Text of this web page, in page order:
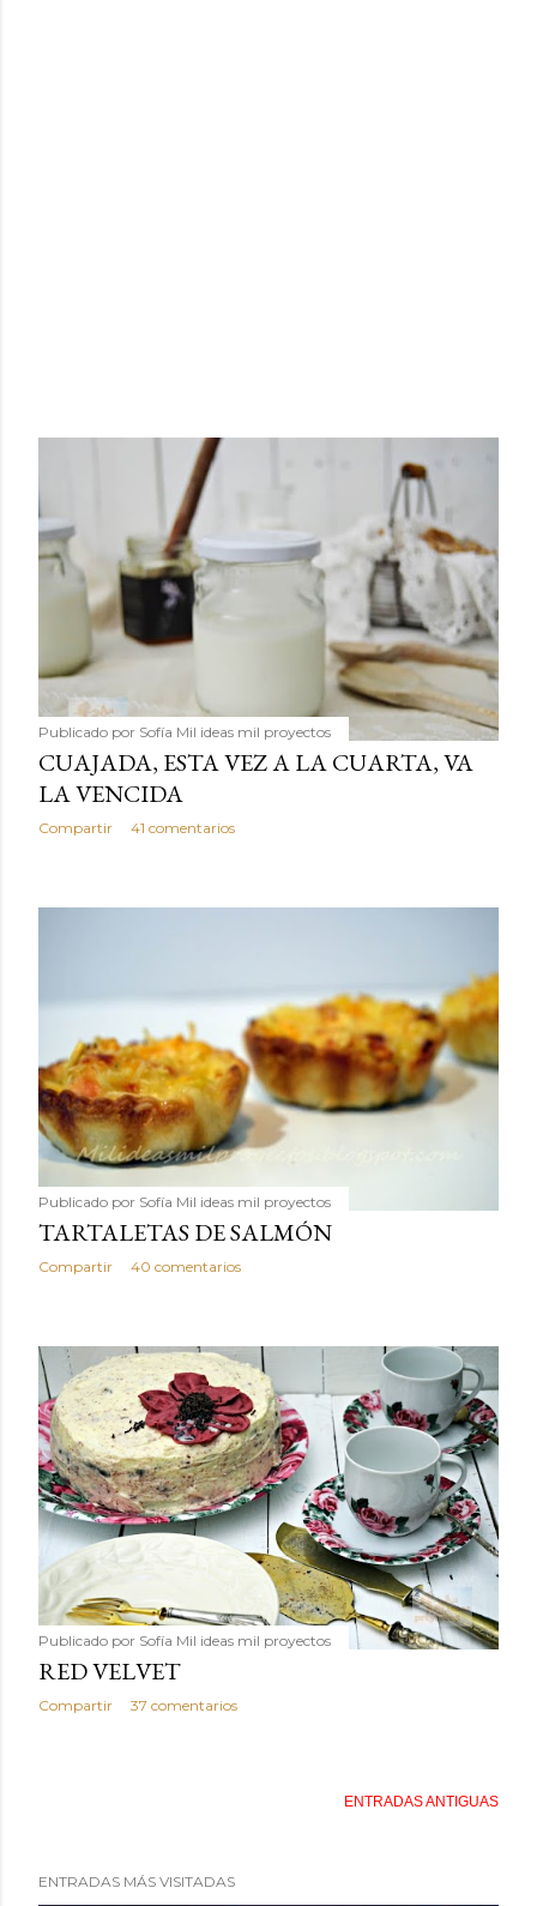
Publicado por Sofía Mil ideas mil proyectos
CUAJADA, ESTA VEZ A LA CUARTA, VA
LA VENCIDA
Compartir 41 comentarios
Publicado por Sofía Mil ideas mil proyectos
TARTALETAS DE SALMÓN
Compartir 40 comentarios
Publicado por Sofía Mil ideas mil proyectos
RED VELVET
Compartir 37 comentarios
ENTRADAS ANTIGUAS
ENTRADAS MÁS VISITADAS